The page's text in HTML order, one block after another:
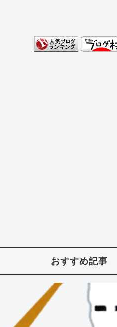
おすすめ記事
海外の反応 独身の皆さんに
でいること」は自分にとって
るという研究結果